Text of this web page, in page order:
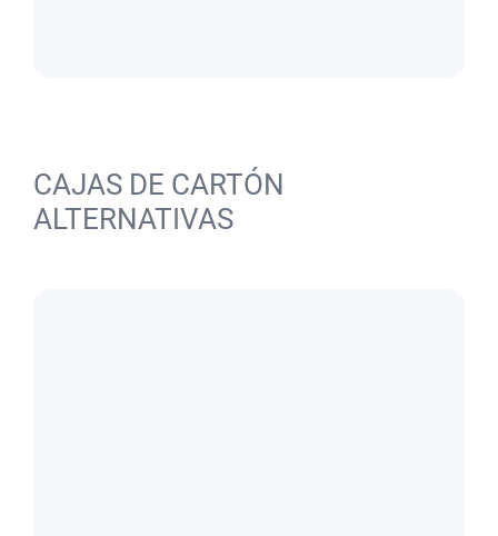
CAJAS DE CARTÓN
ALTERNATIVAS